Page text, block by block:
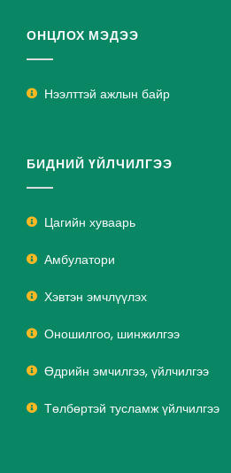
ОНЦЛОХ МЭДЭЭ
Нээлттэй ажлын байр
БИДНИЙ ҮЙЛЧИЛГЭЭ
Цагийн хуваарь
Амбулатори
Хэвтэн эмчлүүлэх
Оношилгоо, шинжилгээ
Өдрийн эмчилгээ, үйлчилгээ
Төлбөртэй тусламж үйлчилгээ